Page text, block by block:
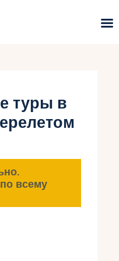
туры в
всему